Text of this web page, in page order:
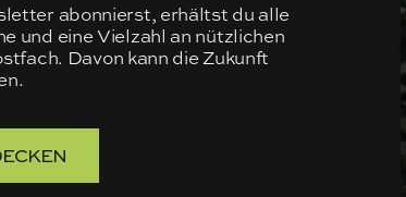
abonnierst, erhältst du alle
und eine Vielzahl an nützlichen
Davon kann die Zukunft